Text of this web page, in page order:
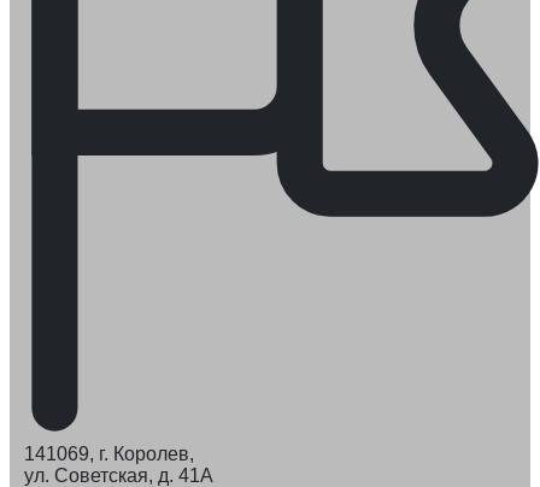
141069, г. Королев,
ул. Советская, д. 41А